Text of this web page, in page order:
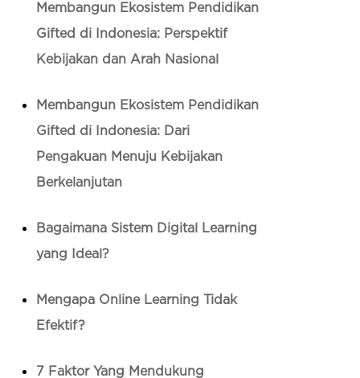
Membangun Ekosistem Pendidikan
Gifted di Indonesia: Perspektif
Kebijakan dan Arah Nasional
Membangun Ekosistem Pendidikan
Gifted di Indonesia: Dari
Pengakuan Menuju Kebijakan
Berkelanjutan
Bagaimana Sistem Digital Learning
yang Ideal?
Mengapa Online Learning Tidak
Efektif?
7 Faktor Yang Mendukung